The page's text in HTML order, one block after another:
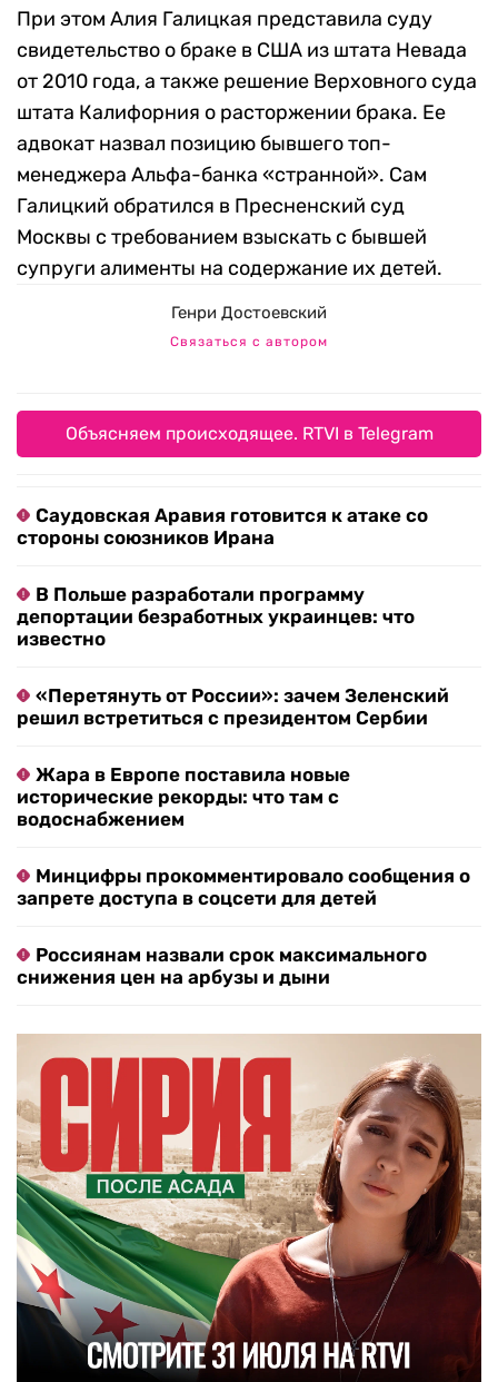
При этом Алия Галицкая представила суду
свидетельство о браке в США из штата Невада
от 2010 года, а также решение Верховного суда
штата Калифорния о расторжении брака. Ее
адвокат назвал позицию бывшего топ-
менеджера Альфа-банка «странной». Сам
Галицкий обратился в Пресненский суд
Москвы с требованием взыскать с бывшей
супруги алименты на содержание их детей.
Генри Достоевский
Связаться с автором
Объясняем происходящее. RTVI в Telegram
Саудовская Аравия готовится к атаке со
стороны союзников Ирана
В Польше разработали программу
депортации безработных украинцев: что
известно
«Перетянуть от России»: зачем Зеленский
решил встретиться с президентом Сербии
Жара в Европе поставила новые
исторические рекорды: что там с
водоснабжением
Минцифры прокомментировало сообщения о
запрете доступа в соцсети для детей
Россиянам назвали срок максимального
снижения цен на арбузы и дыни